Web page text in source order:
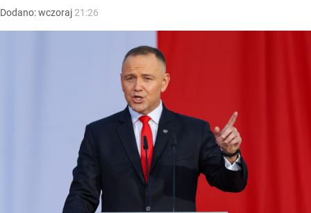
Dodano:wczoraj 21:26